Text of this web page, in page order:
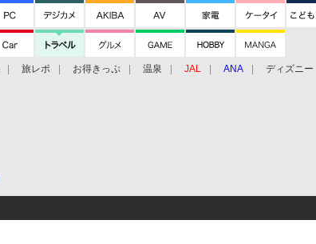
旅レポ お得きっぷ 温泉 JAL ANA ディズニー